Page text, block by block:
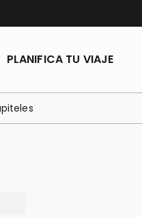
PLANIFICA TU VIAJE